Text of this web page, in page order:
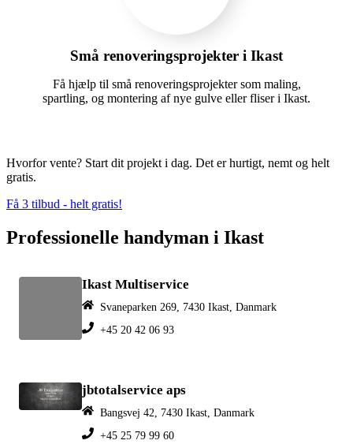
Små renoveringsprojekter i Ikast
Få hjælp til små renoveringsprojekter som maling,
spartling, og montering af nye gulve eller fliser i Ikast.
Hvorfor vente? Start dit projekt i dag. Det er hurtigt, nemt og helt
gratis.
Få 3 tilbud - helt gratis!
Professionelle handyman i Ikast
Ikast Multiservice
Svaneparken 269, 7430 Ikast, Danmark
+45 20 42 06 93
jbtotalservice aps
Bangsvej 42, 7430 Ikast, Danmark
+45 25 79 99 60